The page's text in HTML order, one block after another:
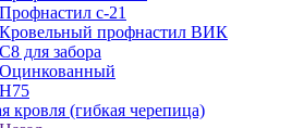
Профнастил с-21
Кровельный профнастил ВИК
С8 для забора
Оцинкованный
Н75
кровля (гибкая черепица)